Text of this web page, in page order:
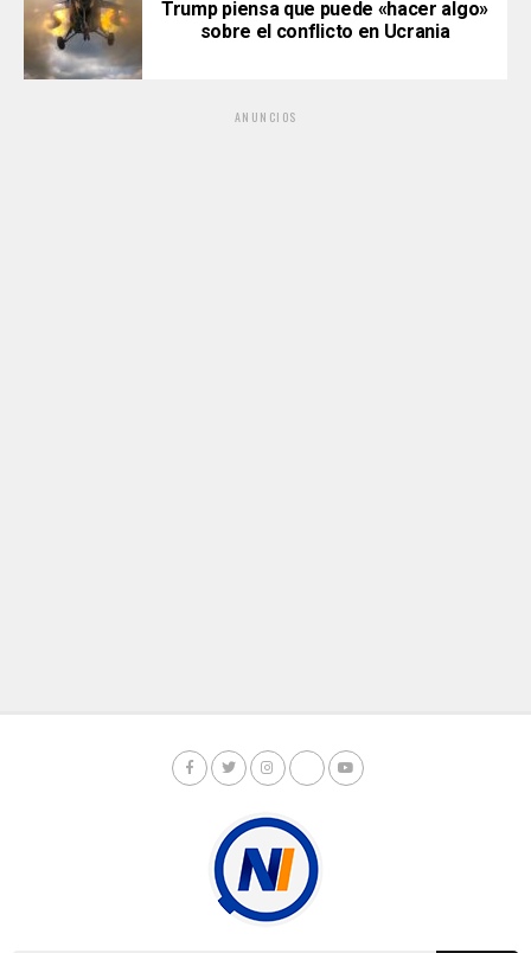
Trump piensa que puede «hacer algo»
sobre el conflicto en Ucrania
ANUNCIOS